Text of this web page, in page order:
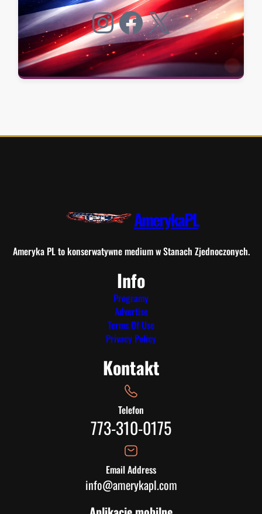
Instagram Facebook X
AmerykaPL
Ameryka PL to konserwatywne medium w Stanach Zjednoczonych.
Info
Programy
Advertise
Terms Of Use
Privacy Policy
Kontakt
Telefon
773-310-0175
Email Address
info@amerykapl.com